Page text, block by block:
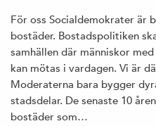
För oss Socialdemokrater är
bostäder. Bostadspolitiken
samhällen där människor
kan mötas i vardagen. Vi är
Moderaterna bara bygger
stadsdelar. De senaste 10
bostäder som…